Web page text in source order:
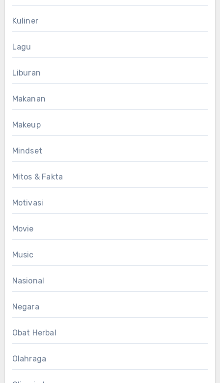
Kuliner
Lagu
Liburan
Makanan
Makeup
Mindset
Mitos & Fakta
Motivasi
Movie
Music
Nasional
Negara
Obat Herbal
Olahraga